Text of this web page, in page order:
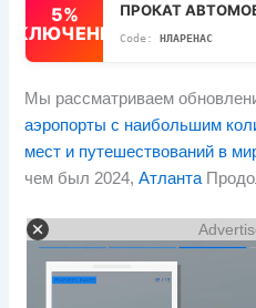
5%
ПРОКАТ
НЛАРЕНАС
Мы рассматриваем
аэропорты с наибольшим
мест и путешествований в
чем был 2024,Атланта